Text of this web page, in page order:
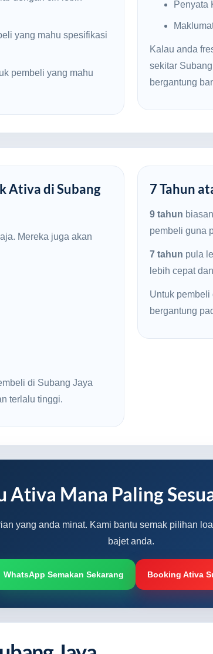
yang mahu spesifikasi
pembeli yang mahu
Penyata
Kalau anda
sekitar
bergantung
Ativa di Subang
Mereka juga akan
di Subang Jaya
terlalu tinggi.
7 Tahun
9 tahun
pembeli guna
7 tahun pula
lebih cepat
Untuk
bergantung
Ativa Mana Paling
yang anda minat. Kami bantu semak pilihan
bajet anda.
WhatsApp Semakan Sekarang Booking Ativa